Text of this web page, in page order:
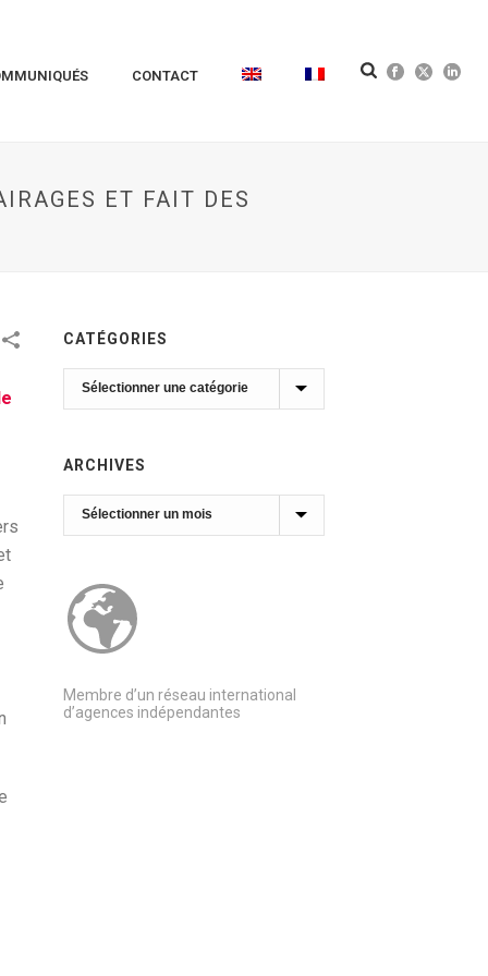
CONTACT
ET FAIT DES
CATÉGORIES
Catégories
ARCHIVES
Archives
Membre d’un réseau international
d’agences indépendantes